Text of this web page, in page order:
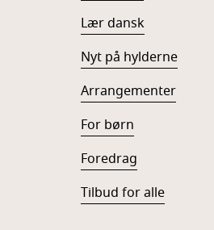
Lær dansk
Nyt på hylderne
Arrangementer
For børn
Foredrag
Tilbud for alle